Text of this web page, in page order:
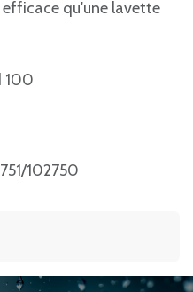
qu'une lavette
100
102750